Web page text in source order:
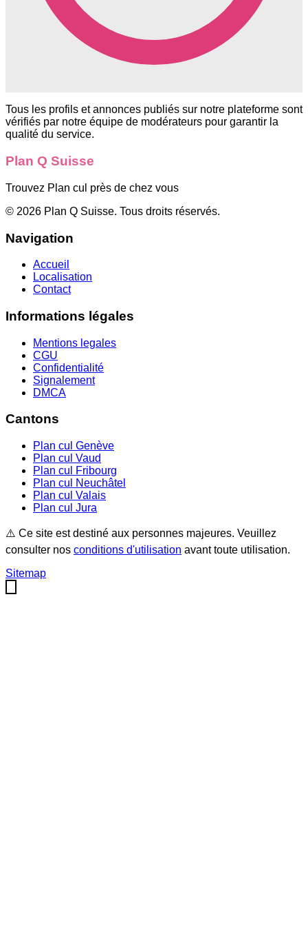
Tous les profils et annonces publiés sur notre plateforme sont
vérifiés par notre équipe de modérateurs pour garantir la
qualité du service.
Plan Q Suisse
Trouvez Plan cul près de chez vous
© 2026 Plan Q Suisse. Tous droits réservés.
Navigation
Accueil
Localisation
Contact
Informations légales
Mentions legales
CGU
Confidentialité
Signalement
DMCA
Cantons
Plan cul Genève
Plan cul Vaud
Plan cul
Fribourg
Plan cul
Neuchâtel
Plan cul Valais
Plan cul Jura
⚠️ Ce site est destiné aux personnes majeures. Veuillez
consulter nos conditions d'utilisation avant toute utilisation.
Sitemap